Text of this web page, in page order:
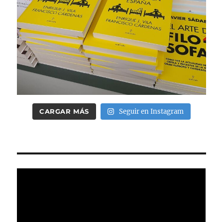
CARGAR MÁS Seguir en Instagram